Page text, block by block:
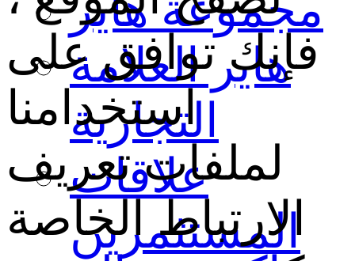
هاير العلامة
التجارية
علاقات
المستثمرين
فإنك توافق على
استخدامنا
لملفات تعريف
الارتباط الخاصة